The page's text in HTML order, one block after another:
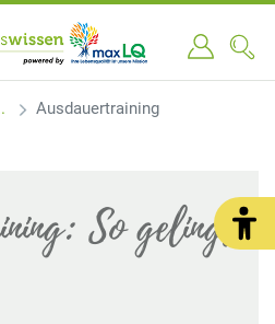
Ausdauertraining
So gelingt